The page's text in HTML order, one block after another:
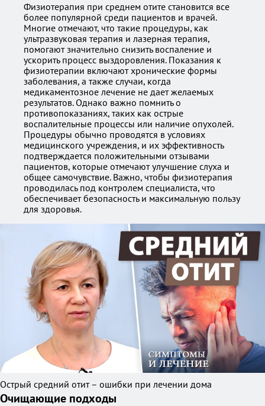
Физиотерапия при среднем отите становится все
более популярной среди пациентов и врачей.
Многие отмечают, что такие процедуры, как
ультразвуковая терапия и лазерная терапия,
помогают значительно снизить воспаление и
ускорить процесс выздоровления. Показания к
физиотерапии включают хронические формы
заболевания, а также случаи, когда
медикаментозное лечение не дает желаемых
результатов. Однако важно помнить о
противопоказаниях, таких как острые
воспалительные процессы или наличие опухолей.
Процедуры обычно проводятся в условиях
медицинского учреждения, и их эффективность
подтверждается положительными отзывами
пациентов, которые отмечают улучшение слуха и
общее самочувствие. Важно, чтобы физиотерапия
проводилась под контролем специалиста, что
обеспечивает безопасность и максимальную пользу
для здоровья.
Острый средний отит – ошибки при лечении дома
Очищающие подходы